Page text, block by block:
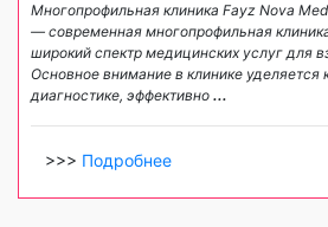
Многопрофильная клиника Fayz Nova
— современная многопрофильная
широкий спектр медицинских услуг для
Основное внимание в клинике уделяется
диагностике, эффективно ...
>>> Подробнее